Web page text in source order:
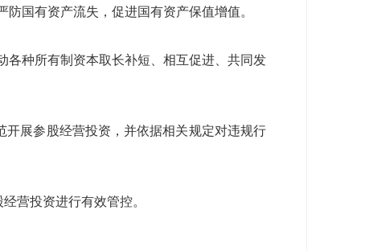
国有资产流失，促进国有资产保值增值。
各种所有制资本取长补短、相互促进、共同发
展参股经营投资，并依据相关规定对违规行
营投资进行有效管控。